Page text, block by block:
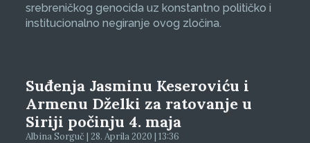
srebreničkog genocida uz konstantno političko i
institucionalno negiranje ovog zločina.
Suđenja Jasminu Keseroviću i
Armenu Dželki za ratovanje u
Siriji počinju 4. maja
Albina Sorguč | 28. Aprila 2020 | 13:36